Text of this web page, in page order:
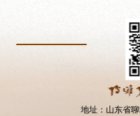
地址：山东省